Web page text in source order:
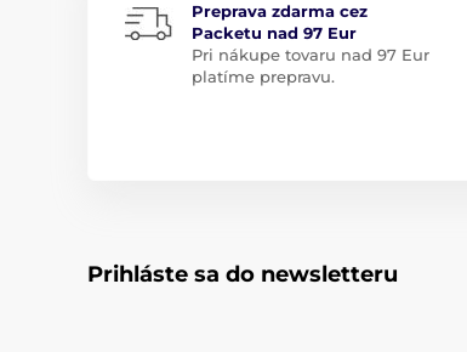
Preprava zdarma cez
Packetu nad 97 Eur
Pri nákupe tovaru nad 97 Eur
platíme prepravu.
Prihláste sa do newsletteru